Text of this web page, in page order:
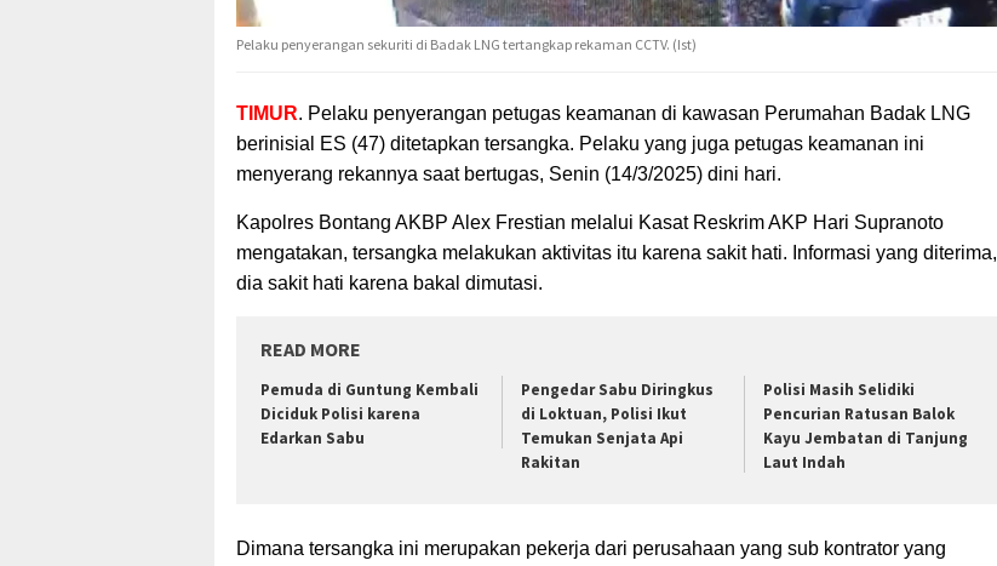
Pelaku penyerangan sekuriti di Badak LNG tertangkap rekaman CCTV. (Ist)
TIMUR. Pelaku penyerangan petugas keamanan di kawasan Perumahan Badak LNG
berinisial ES (47) ditetapkan tersangka. Pelaku yang juga petugas keamanan ini
menyerang rekannya saat bertugas, Senin (14/3/2025) dini hari.
Kapolres Bontang AKBP Alex Frestian melalui Kasat Reskrim AKP Hari Supranoto
mengatakan, tersangka melakukan aktivitas itu karena sakit hati. Informasi yang diterima,
dia sakit hati karena bakal dimutasi.
READ MORE
Pemuda di Guntung Kembali
Diciduk Polisi karena
Edarkan Sabu
Pengedar Sabu Diringkus
di Loktuan, Polisi Ikut
Temukan Senjata Api
Rakitan
Polisi Masih Selidiki
Pencurian Ratusan Balok
Kayu Jembatan di Tanjung
Laut Indah
Dimana tersangka ini merupakan pekerja dari perusahaan yang sub kontrator yang